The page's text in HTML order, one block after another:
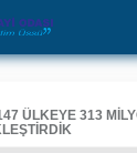
ÜLKEYE 313